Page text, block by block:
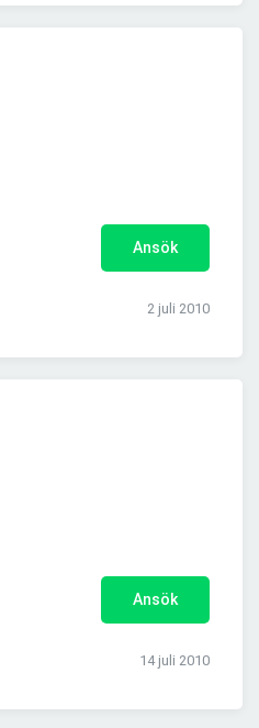
Ansök
2 juli 2010
Ansök
14 juli 2010